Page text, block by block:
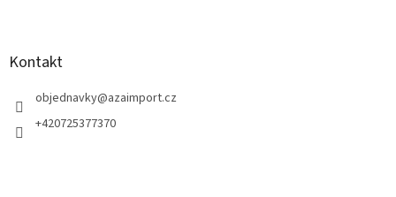
Kontakt
objednavky@azaimport.cz
+420725377370